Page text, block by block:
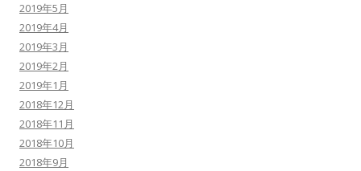
2019年5月
2019年4月
2019年3月
2019年2月
2019年1月
2018年12月
2018年11月
2018年10月
2018年9月